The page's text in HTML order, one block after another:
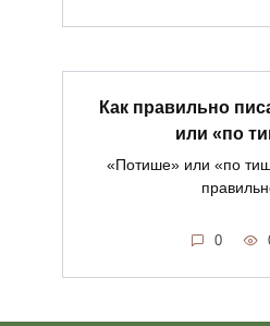
Как правильно
или «по
«Потише» или «по
0